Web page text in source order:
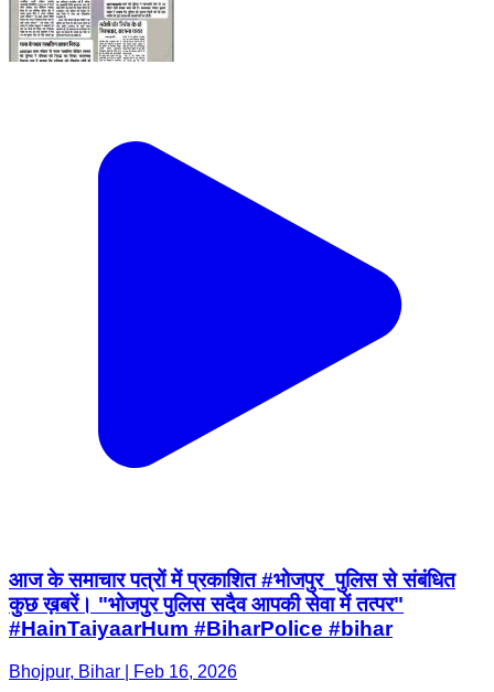
आज के समाचार पत्रों में प्रकाशित #भोजपुर_पुलिस से संबंधित
कुछ ख़बरें। "भोजपुर पुलिस सदैव आपकी सेवा में तत्पर"
#HainTaiyaarHum #BiharPolice #bihar
Bhojpur, Bihar | Feb 16, 2026